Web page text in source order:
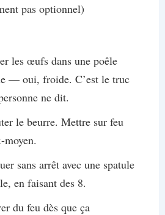
pas optionnel)
les œufs dans une poêle
— oui, froide. C’est le truc
ne dit.
le beurre. Mettre sur feu
moyen.
sans arrêt avec une spatule
en faisant des 8.
du feu dès que ça